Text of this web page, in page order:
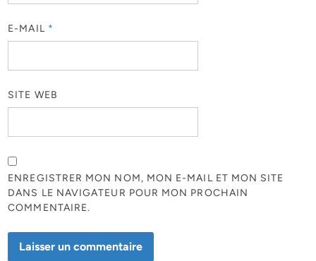
E-MAIL *
SITE WEB
ENREGISTRER MON NOM, MON E-MAIL ET MON SITE
DANS LE NAVIGATEUR POUR MON PROCHAIN
COMMENTAIRE.